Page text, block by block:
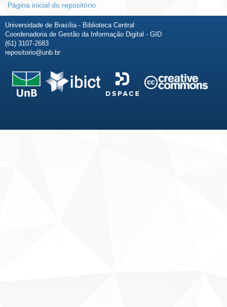
Página inicial do repositório
Universidade de Brasília - Biblioteca Central
Coordenadoria de Gestão da Informação Digital - GID
(61) 3107-2683
repositorio@unb.br